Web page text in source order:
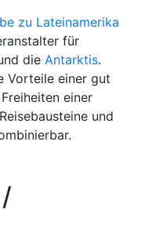
für
die Antarktis.
Vorteile einer gut
einer
und